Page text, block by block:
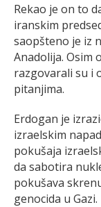
Rekao je on to
iranskim
saopšteno je iz
Anadolija. Osim
razgovarali su i
pitanjima.
Erdogan je
izraelskim
pokušaja
da sabotira
pokušava
genocida u Gazi.